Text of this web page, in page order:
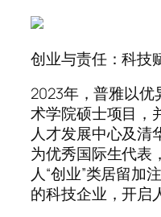
创业与责任：科技
2023年，普雅以
术学院硕士项目，
人才发展中心及清
为优秀国际生代表
人“创业”类居留加
的科技企业，开启